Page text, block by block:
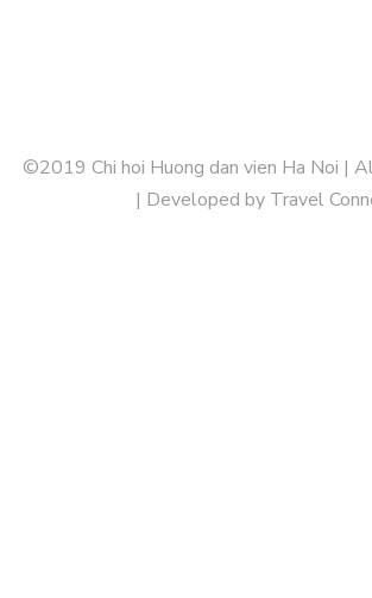
©2019 Chi hoi Huong dan vien Ha Noi |
| Developed by Travel